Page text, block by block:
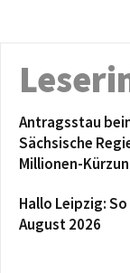
Antragsstau
Sächsische
Millionen-
Hallo Leipzig:
August 2026